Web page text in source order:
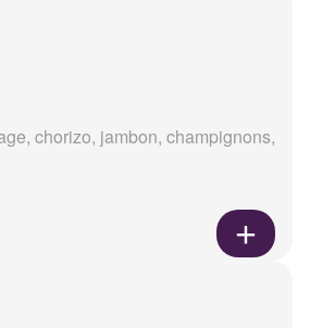
chorizo, jambon, champignons,